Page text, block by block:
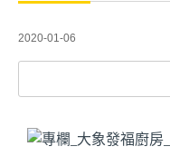
2020-01-06